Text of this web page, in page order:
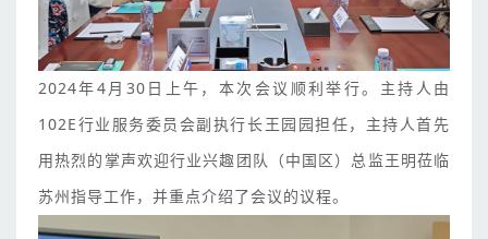
2024年4月30日上午，本次会议顺利举行。主持人由
102E行业服务委员会副执行长王园园担任，主持人首先
用热烈的掌声欢迎行业兴趣团队（中国区）总监王明莅临
苏州指导工作，并重点介绍了会议的议程。